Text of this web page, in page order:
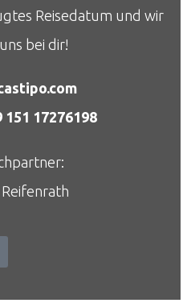
Reisedatum und wir
bei dir!
17276198